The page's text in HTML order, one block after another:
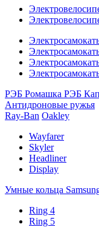
РЭБ Ромашка РЭБ
Антидроновые ружья
Ray-Ban Oakley
Wayfarer
Skyler
Headliner
Display
Умные кольца
Ring 4
Ring 5